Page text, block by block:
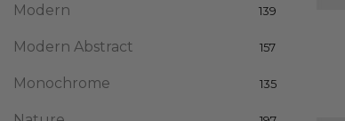
Modern 139
Modern Abstract 157
Monochrome 135